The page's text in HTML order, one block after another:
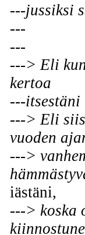
---jussiksi
---
---
---> Eli
kertoa
---itsestäni
---> Eli
vuoden
--->
iästäni,
---> koska